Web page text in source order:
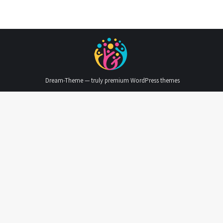
Dream-Theme — truly premium WordPress themes